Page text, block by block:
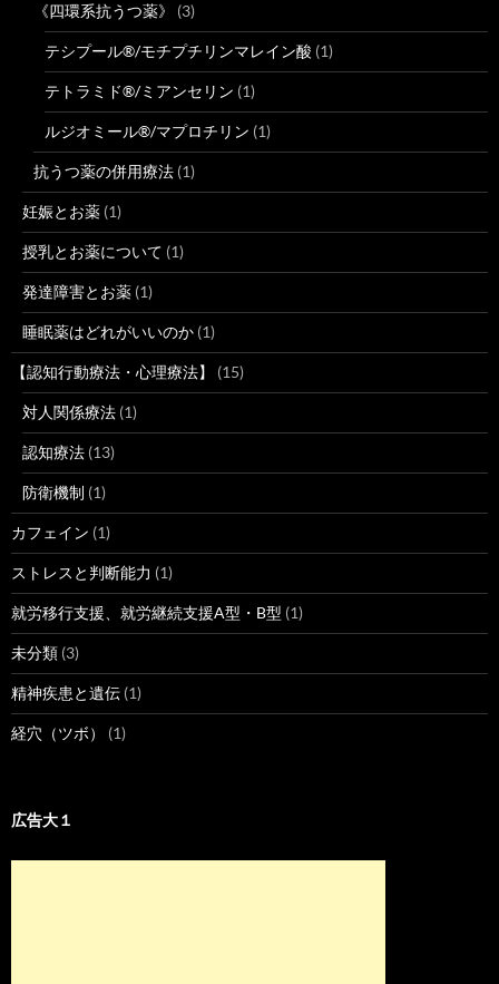
《四環系抗うつ薬》 (3)
テシプール®/モチプチリンマレイン酸 (1)
テトラミド®/ミアンセリン (1)
ルジオミール®/マプロチリン (1)
抗うつ薬の併用療法 (1)
妊娠とお薬 (1)
授乳とお薬について (1)
発達障害とお薬 (1)
睡眠薬はどれがいいのか (1)
【認知行動療法・心理療法】 (15)
対人関係療法 (1)
認知療法 (13)
防衛機制 (1)
カフェイン (1)
ストレスと判断能力 (1)
就労移行支援、就労継続支援A型・B型 (1)
未分類 (3)
精神疾患と遺伝 (1)
経穴（ツボ） (1)
広告大１